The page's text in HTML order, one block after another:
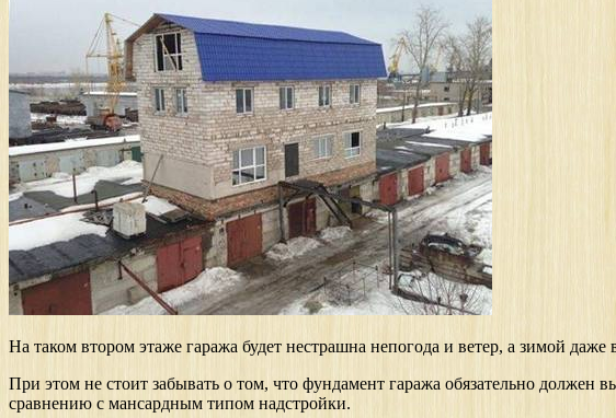
На таком втором этаже гаража будет нестрашна непогода и ветер, а зимой
При этом не стоит забывать о том, что фундамент гаража обязательно должен
сравнению с мансардным типом надстройки.